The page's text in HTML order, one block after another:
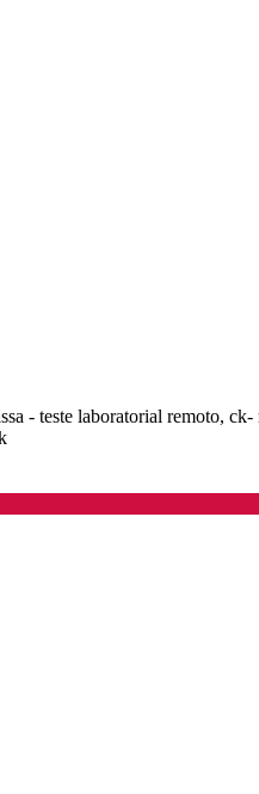
- teste laboratorial remoto,